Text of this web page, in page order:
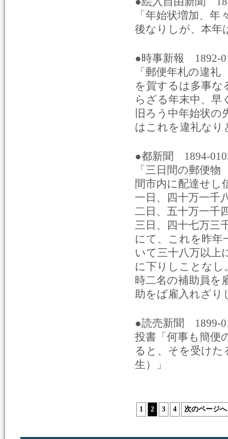
「年始状増加、
後なりしが、本年
●時事新報 1892-
「郵便年札の違
を賀するは多事な
らざる年末中、早
旧ろう中年始状
はこれを違礼なり
●都新聞 1894-
「三日間の郵便
間市内に配達せし
一日、四十万一千
二日、五十万一千
三日、四十七万三
にて、これを昨年
いて三十八万以上
に下りしことなし
時二名の補助員を
助をば雇入れざり
●読売新聞 1899-
投書「何事も簡便
ると、そを受けた
生）」
1 2 3 4 次のページへ